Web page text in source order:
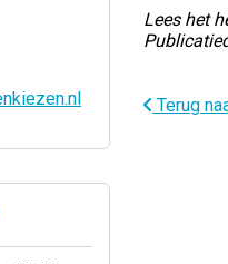
Lees het
Terug